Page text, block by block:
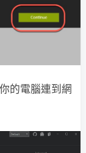
的電腦連到網